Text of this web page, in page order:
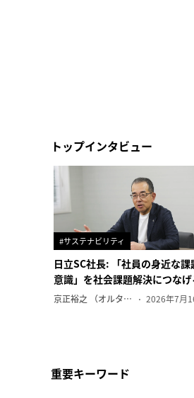
トップインタビュー
#サステナビリティ
日立SC社長: 「社員の身近な課
意識」を社会課題解決につなげ
京正裕之 （オルタナ副編集長） 2026年7月
重要キーワード